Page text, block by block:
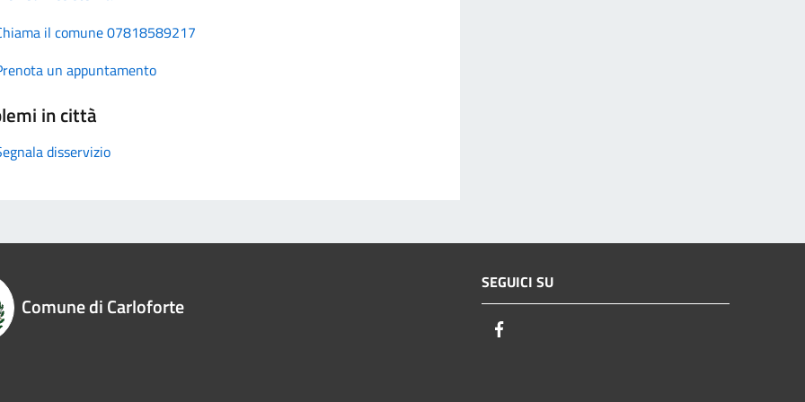
il comune 07818589217
un appuntamento
in città
disservizio
Comune di Carloforte
SEGUICI SU